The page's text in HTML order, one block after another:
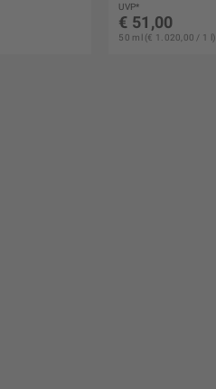
UVP*
€ 51,00
50 ml (€ 1.020,00 / 1 l)